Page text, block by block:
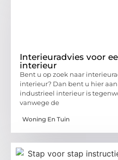
Interieuradvies voor
interieur
Bent u op zoek naar
interieur? Dan bent u hier
industrieel interieur is
vanwege de
Woning En Tuin